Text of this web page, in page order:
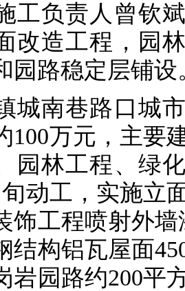
负责人曾钦斌
改造工程，园
园路稳定层铺设
南巷路口城市
100万元，主要
园林工程、绿
动工，实施立
饰工程喷射外
结构铝瓦屋面
岩园路约200平